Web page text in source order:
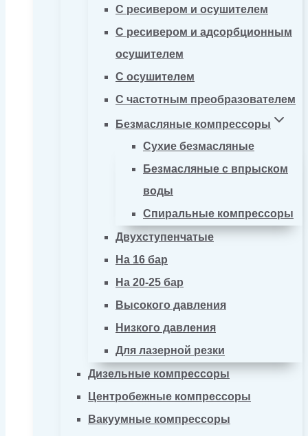
С ресивером и осушителем
С ресивером и адсорбционным
осушителем
С осушителем
С частотным преобразователем
Безмасляные компрессоры
Сухие безмасляные
Безмасляные с впрыском
воды
Спиральные компрессоры
Двухступенчатые
На 16 бар
На 20-25 бар
Высокого давления
Низкого давления
Для лазерной резки
Дизельные компрессоры
Центробежные компрессоры
Вакуумные компрессоры